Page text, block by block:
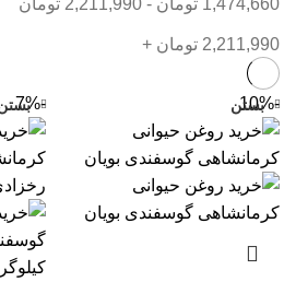
1,474,660 تومان -
2,211,990 تومان
2,211,990 تومان +
-10% بستن -7%